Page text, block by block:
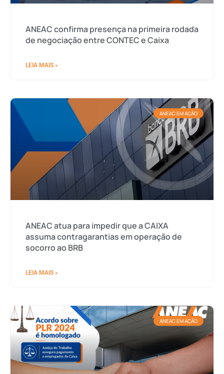
ANEAC confirma presença na primeira rodada
de negociação entre CONTEC e Caixa
LEIA MAIS »
ANEAC EM AÇÃO
ANEAC atua para impedir que a CAIXA
assuma contragarantias em operação de
socorro ao BRB
LEIA MAIS »
ANEAC EM AÇÃO